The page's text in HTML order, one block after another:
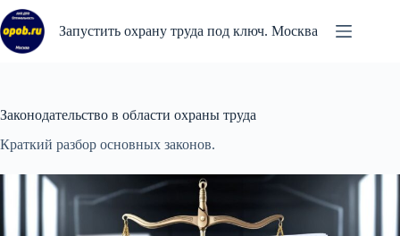
Перейти
к
сути
Запустить охрану труда под ключ. Москва
Законодательство в области охраны труда
Краткий разбор основных законов.